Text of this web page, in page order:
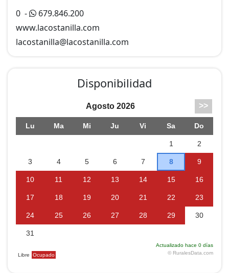
0 -
679.846.200
www.lacostanilla.com
lacostanilla@lacostanilla.com
Disponibilidad